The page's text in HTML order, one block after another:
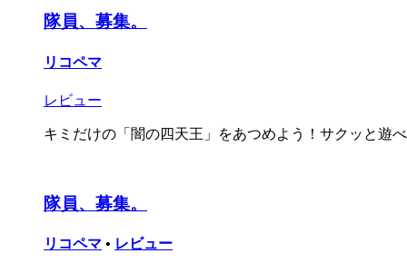
隊員、募集。
リコペマ
レビュー
キミだけの「闇の四天王」をあつめよう！サクッと遊
隊員、募集。
リコペマ • レビュー